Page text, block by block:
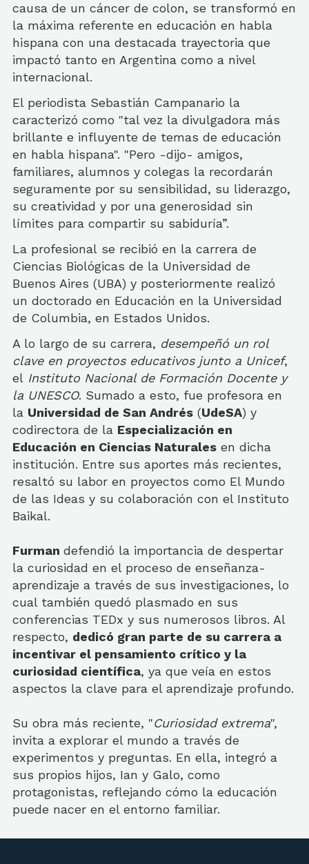
causa de un cáncer de colon, se transformó en
la máxima referente en educación en habla
hispana con una destacada trayectoria que
impactó tanto en Argentina como a nivel
internacional.
El periodista Sebastián Campanario la
caracterizó como "tal vez la divulgadora más
brillante e influyente de temas de educación
en habla hispana". "Pero -dijo- amigos,
familiares, alumnos y colegas la recordarán
seguramente por su sensibilidad, su liderazgo,
su creatividad y por una generosidad sin
límites para compartir su sabiduría”.
La profesional se recibió en la carrera de
Ciencias Biológicas de la Universidad de
Buenos Aires (UBA) y posteriormente realizó
un doctorado en Educación en la Universidad
de Columbia, en Estados Unidos.
A lo largo de su carrera, desempeñó un rol
clave en proyectos educativos junto a Unicef,
el Instituto Nacional de Formación Docente y
la UNESCO. Sumado a esto, fue profesora en
la Universidad de San Andrés (UdeSA) y
codirectora de la Especialización en
Educación en Ciencias Naturales en dicha
institución. Entre sus aportes más recientes,
resaltó su labor en proyectos como El Mundo
de las Ideas y su colaboración con el Instituto
Baikal.
Furman defendió la importancia de despertar
la curiosidad en el proceso de enseñanza-
aprendizaje a través de sus investigaciones, lo
cual también quedó plasmado en sus
conferencias TEDx y sus numerosos libros. Al
respecto, dedicó gran parte de su carrera a
incentivar el pensamiento crítico y la
curiosidad científica, ya que veía en estos
aspectos la clave para el aprendizaje profundo.
Su obra más reciente, "Curiosidad extrema",
invita a explorar el mundo a través de
experimentos y preguntas. En ella, integró a
sus propios hijos, Ian y Galo, como
protagonistas, reflejando cómo la educación
puede nacer en el entorno familiar.